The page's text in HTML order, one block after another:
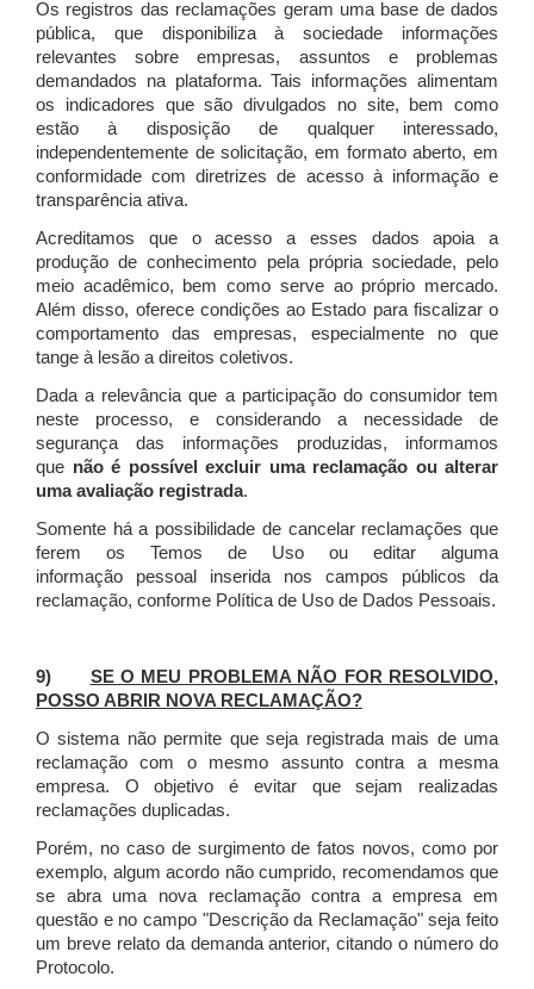
Os registros das reclamações geram uma base de dados
pública, que disponibiliza à sociedade informações
relevantes sobre empresas, assuntos e problemas
demandados na plataforma. Tais informações alimentam
os indicadores que são divulgados no site, bem como
estão à disposição de qualquer interessado,
independentemente de solicitação, em formato aberto, em
conformidade com diretrizes de acesso à informação e
transparência ativa.
Acreditamos que o acesso a esses dados apoia a
produção de conhecimento pela própria sociedade, pelo
meio acadêmico, bem como serve ao próprio mercado.
Além disso, oferece condições ao Estado para fiscalizar o
comportamento das empresas, especialmente no que
tange à lesão a direitos coletivos.
Dada a relevância que a participação do consumidor tem
neste processo, e considerando a necessidade de
segurança das informações produzidas, informamos
que não é possível excluir uma reclamação ou alterar
uma avaliação registrada.
Somente há a possibilidade de cancelar reclamações que
ferem os Temos de Uso ou editar alguma
informação pessoal inserida nos campos públicos da
reclamação, conforme Política de Uso de Dados Pessoais.
9) SE O MEU PROBLEMA NÃO FOR RESOLVIDO,
POSSO ABRIR NOVA RECLAMAÇÃO?
O sistema não permite que seja registrada mais de uma
reclamação com o mesmo assunto contra a mesma
empresa. O objetivo é evitar que sejam realizadas
reclamações duplicadas.
Porém, no caso de surgimento de fatos novos, como por
exemplo, algum acordo não cumprido, recomendamos que
se abra uma nova reclamação contra a empresa em
questão e no campo "Descrição da Reclamação" seja feito
um breve relato da demanda anterior, citando o número do
Protocolo.